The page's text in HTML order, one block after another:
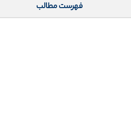
فهرست مطالب